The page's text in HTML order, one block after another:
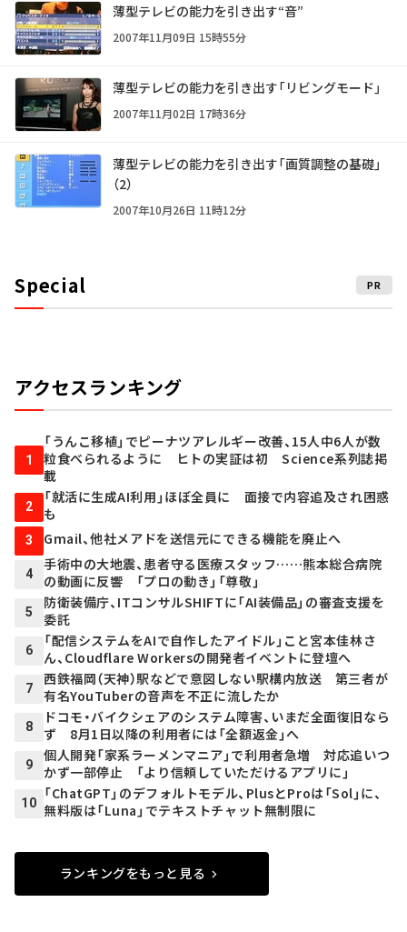
薄型テレビの能力を引き出す“音”
2007年11月09日 15時55分
薄型テレビの能力を引き出す「リビングモード」
2007年11月02日 17時36分
薄型テレビの能力を引き出す「画質調整の基礎」
（2）
2007年10月26日 11時12分
Special PR
アクセスランキング
1
「うんこ移植」でピーナツアレルギー改善、15人中6人が数
粒食べられるように ヒトの実証は初 Science系列誌掲
載
2
「就活に生成AI利用」ほぼ全員に 面接で内容追及され困惑
も
3 Gmail、他社メアドを送信元にできる機能を廃止へ
4
手術中の大地震、患者守る医療スタッフ……熊本総合病院
の動画に反響 「プロの動き」「尊敬」
5
防衛装備庁、ITコンサルSHIFTに「AI装備品」の審査支援を
委託
6
「配信システムをAIで自作したアイドル」こと宮本佳林さ
ん、Cloudflare Workersの開発者イベントに登壇へ
7
西鉄福岡（天神）駅などで意図しない駅構内放送 第三者が
有名YouTuberの音声を不正に流したか
8
ドコモ・バイクシェアのシステム障害、いまだ全面復旧なら
ず 8月1日以降の利用者には「全額返金」へ
9
個人開発「家系ラーメンマニア」で利用者急増 対応追いつ
かず一部停止 「より信頼していただけるアプリに」
10
「ChatGPT」のデフォルトモデル、PlusとProは「Sol」に、
無料版は「Luna」でテキストチャット無制限に
ランキングをもっと見る